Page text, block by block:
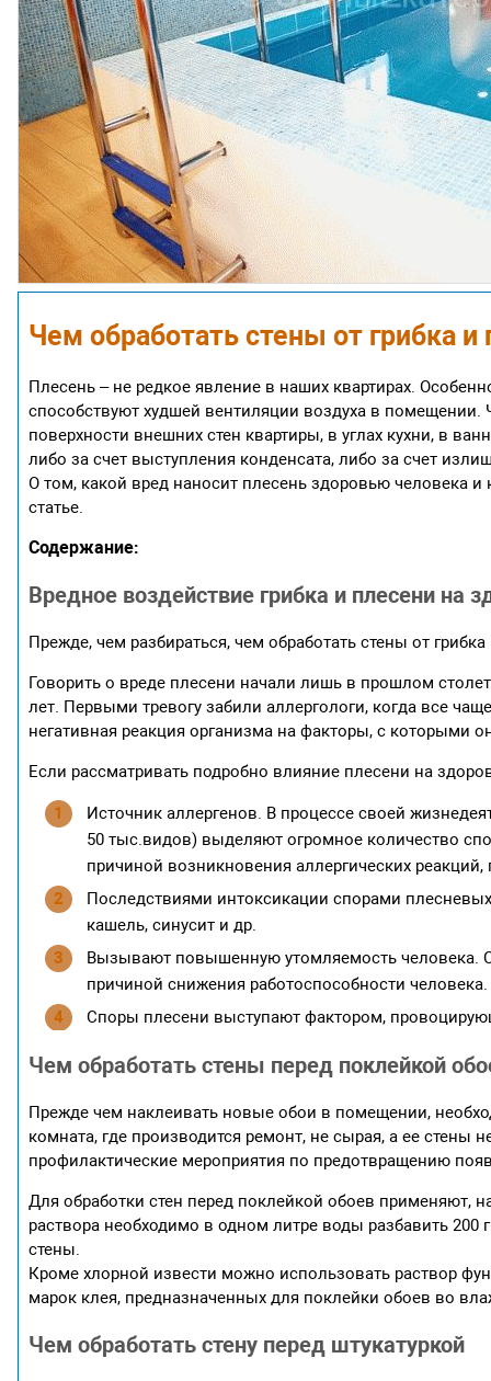
Чем обработать стены от грибка и
Плесень – не редкое явление в наших квартирах.
способствуют худшей вентиляции воздуха в
поверхности внешних стен квартиры, в углах кухни, в
либо за счет выступления конденсата, либо за счет
О том, какой вред наносит плесень здоровью человека
статье.
Содержание:
Вредное воздействие грибка и плесени на
Прежде, чем разбираться, чем обработать стены от
Говорить о вреде плесени начали лишь в прошлом
лет. Первыми тревогу забили аллергологи, когда все
негативная реакция организма на факторы, с которыми
Если рассматривать подробно влияние плесени на
Источник аллергенов. В процессе своей
50 тыс.видов) выделяют огромное количество
причиной возникновения аллергических
Последствиями интоксикации спорами
кашель, синусит и др.
Вызывают повышенную утомляемость человека.
причиной снижения работоспособности человека.
Споры плесени выступают фактором,
Чем обработать стены перед поклейкой
Прежде чем наклеивать новые обои в помещении,
комната, где производится ремонт, не сырая, а ее
профилактические мероприятия по предотвращению
Для обработки стен перед поклейкой обоев применяют,
раствора необходимо в одном литре воды разбавить 200
стены.
Кроме хлорной извести можно использовать раствор
марок клея, предназначенных для поклейки обоев во
Чем обработать стену перед штукатуркой